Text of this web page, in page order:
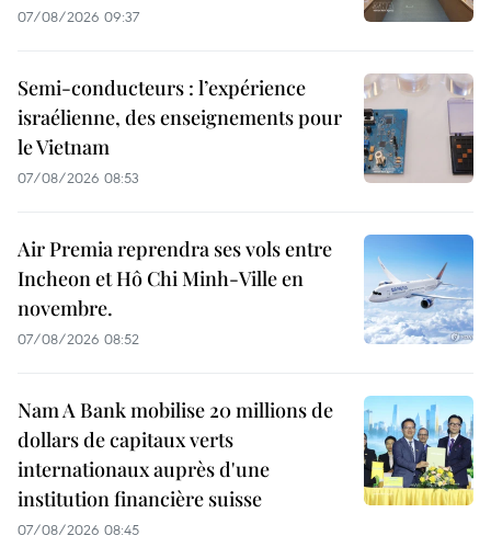
07/08/2026 09:37
Semi-conducteurs : l’expérience
israélienne, des enseignements pour
le Vietnam
07/08/2026 08:53
Air Premia reprendra ses vols entre
Incheon et Hô Chi Minh-Ville en
novembre.
07/08/2026 08:52
Nam A Bank mobilise 20 millions de
dollars de capitaux verts
internationaux auprès d'une
institution financière suisse
07/08/2026 08:45